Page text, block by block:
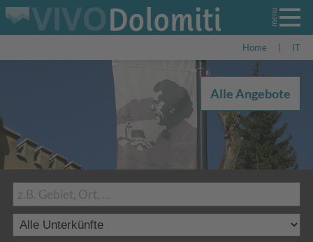
Home IT
Alle Angebote